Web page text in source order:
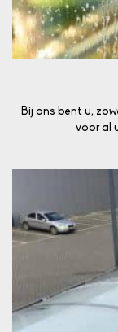
Bij ons bent u,
voor al